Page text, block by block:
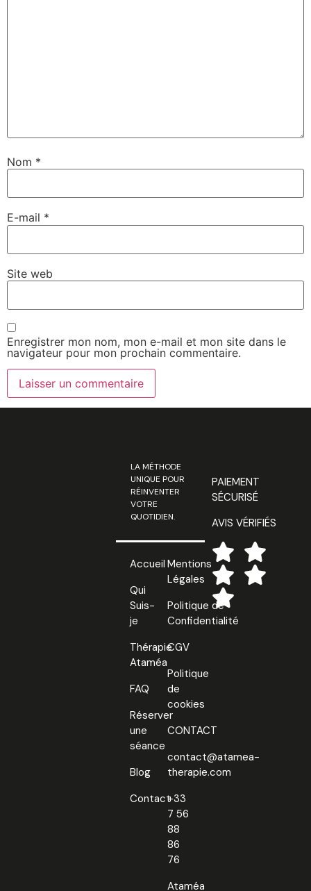
Nom *
E-mail *
Site web
Enregistrer mon nom, mon e-mail et mon site dans le
navigateur pour mon prochain commentaire.
LA MÉTHODE
UNIQUE POUR
RÉINVENTER
VOTRE
QUOTIDIEN.
Accueil
Qui
Suis-
je
Thérapie
Ataméa
FAQ
Réserver
une
séance
Blog
Contact
Mentions
Légales
Politique de
Confidentialité
CGV
Politique
de
cookies
CONTACT
contact@atamea-
therapie.com
+33
7 56
88
86
76
Ataméa
PAIEMENT
SÉCURISÉ
AVIS VÉRIFIÉS